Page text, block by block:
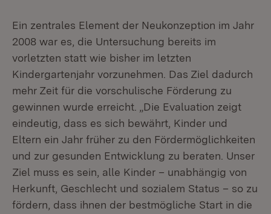
Ein zentrales Element der Neukonzeption im Jahr
2008 war es, die Untersuchung bereits im
vorletzten statt wie bisher im letzten
Kindergartenjahr vorzunehmen. Das Ziel dadurch
mehr Zeit für die vorschulische Förderung zu
gewinnen wurde erreicht. „Die Evaluation zeigt
eindeutig, dass es sich bewährt, Kinder und
Eltern ein Jahr früher zu den Fördermöglichkeiten
und zur gesunden Entwicklung zu beraten. Unser
Ziel muss es sein, alle Kinder – unabhängig von
Herkunft, Geschlecht und sozialem Status – so zu
fördern, dass ihnen der bestmögliche Start in die